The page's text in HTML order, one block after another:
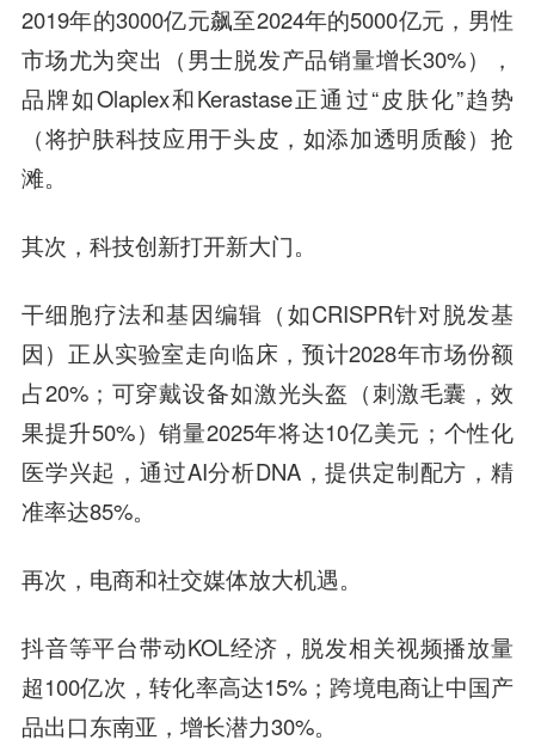
2019年的3000亿元飙至2024年的5000亿元，男性
市场尤为突出（男士脱发产品销量增长30%），
品牌如Olaplex和Kerastase正通过“皮肤化”趋势
（将护肤科技应用于头皮，如添加透明质酸）抢
滩。
其次，科技创新打开新大门。
干细胞疗法和基因编辑（如CRISPR针对脱发基
因）正从实验室走向临床，预计2028年市场份额
占20%；可穿戴设备如激光头盔（刺激毛囊，效
果提升50%）销量2025年将达10亿美元；个性化
医学兴起，通过AI分析DNA，提供定制配方，精
准率达85%。
再次，电商和社交媒体放大机遇。
抖音等平台带动KOL经济，脱发相关视频播放量
超100亿次，转化率高达15%；跨境电商让中国产
品出口东南亚，增长潜力30%。